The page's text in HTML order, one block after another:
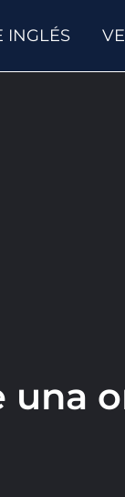
INGLÉS